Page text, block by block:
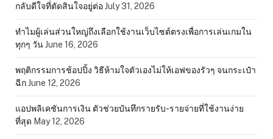
กลับดีใจที่ตัดสินใจอยู่ต่อJuly 31, 2026
ทำไมผู้เล่นส่วนใหญ่ถึงเลือกใช้งานเว็บไซต์ตรงเพื่อการเล่นเกมใน
ทุกๆ วันJune 16, 2026
พฤติกรรมการช้อปปิ้ง วิธีห้ามใจตัวเองไม่ให้เอฟของรัวๆ จนกระเป๋า
ฉีกJune 12, 2026
แอปพลิเคชันการเงิน ตัวช่วยบันทึกรายรับ-รายจ่ายที่ใช้งานง่าย
ที่สุด May 12, 2026